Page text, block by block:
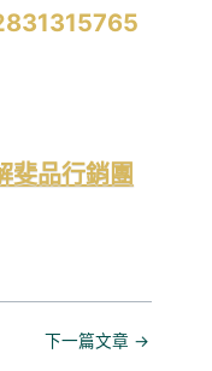
斐品行銷團
下一篇文章 →